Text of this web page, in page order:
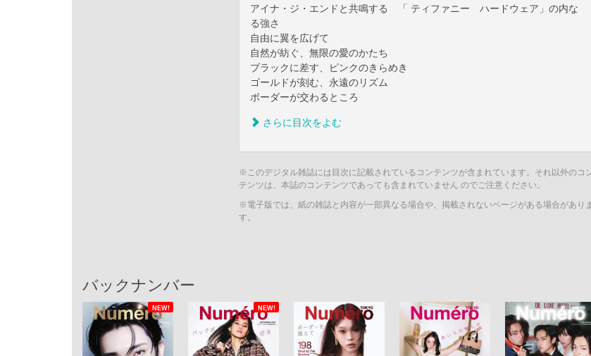
アイナ・ジ・エンドと共鳴する 「 ティファニー ハードウェア」の内な
る強さ
自由に翼を広げて
自然が紡ぐ、無限の愛のかたち
ブラックに差す、ピンクのきらめき
ゴールドが刻む、永遠のリズム
ボーダーが交わるところ
さらに目次をよむ
※このデジタル雑誌には目次に記載されているコンテンツが含まれています。それ以外のコ
テンツは、本誌のコンテンツであっても含まれていません のでご注意ください。
※電子版では、紙の雑誌と内容が一部異なる場合や、掲載されないページがある場合がありま
す。
バックナンバー
NEW! NEW!